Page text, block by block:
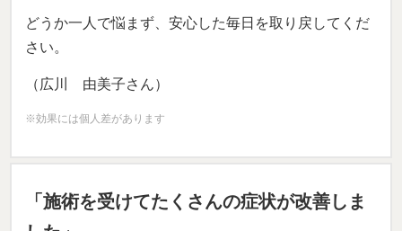
どうか一人で悩まず、安心した毎日を取り戻してくだ
さい。
（広川 由美子さん）
※効果には個人差があります
「施術を受けてたくさんの症状が改善しま